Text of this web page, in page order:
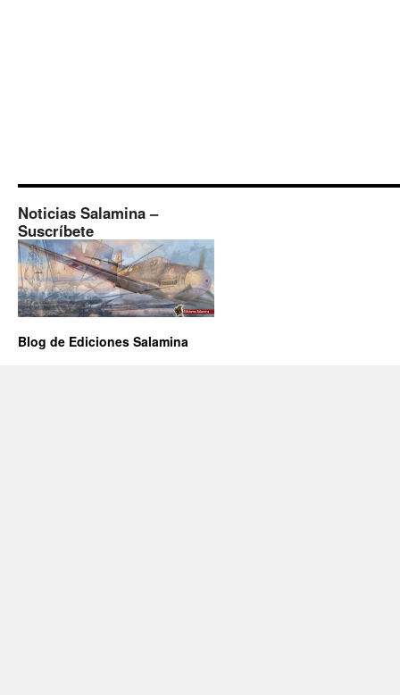
Noticias Salamina –
Suscríbete
Blog de Ediciones Salamina